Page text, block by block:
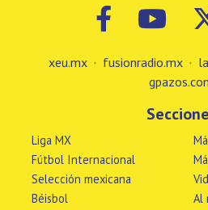
xeu.mx · fusionradio.mx ·
Liga MX
Fútbol Internacional
Selección mexicana
Béisbol
Al